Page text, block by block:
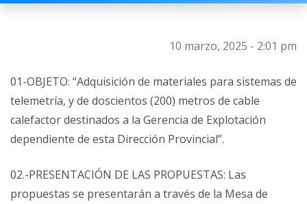
10 marzo, 2025 - 2:01 pm
01-OBJETO: “Adquisición de materiales para sistemas de
telemetría, y de doscientos (200) metros de cable
calefactor destinados a la Gerencia de Explotación
dependiente de esta Dirección Provincial”.
02.-PRESENTACIÓN DE LAS PROPUESTAS: Las
propuestas se presentarán a través de la Mesa de